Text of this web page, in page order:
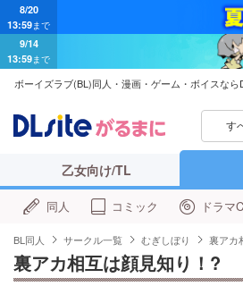
8/20
13:59まで
9/14
13:59まで
ボーイズラブ(BL)同人・漫画・ゲーム・ボイスなら
す
乙女向け/TL
同人 コミック ドラマ
BL同人 サークル一覧 むぎしぼり 裏アカ
裏アカ相互は顔見知り！?